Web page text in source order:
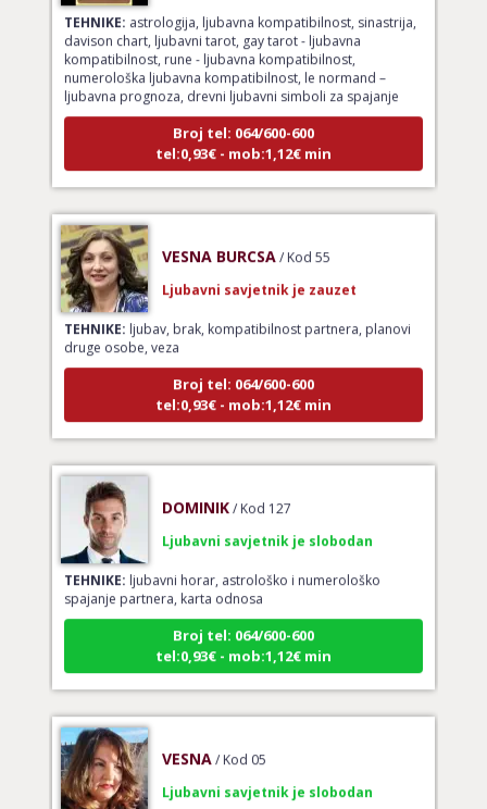
TEHNIKE:astrologija, ljubavna kompatibilnost, sinastrija,
davison chart, ljubavni tarot, gay tarot - ljubavna
kompatibilnost, rune - ljubavna kompatibilnost,
numerološka ljubavna kompatibilnost, le normand –
ljubavna prognoza, drevni ljubavni simboli za spajanje
Broj tel: 064/600-600
tel:0,93€ - mob:1,12€ min
TEHNIKE:ljubav, brak, kompatibilnost partnera, planovi
druge osobe, veza
Broj tel: 064/600-600
tel:0,93€ - mob:1,12€ min
TEHNIKE:ljubavni horar, astrološko i numerološko
spajanje partnera, karta odnosa
Broj tel: 064/600-600
tel:0,93€ - mob:1,12€ min